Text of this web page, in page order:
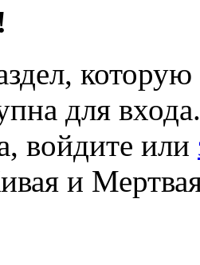
для входа.
войдите или
и